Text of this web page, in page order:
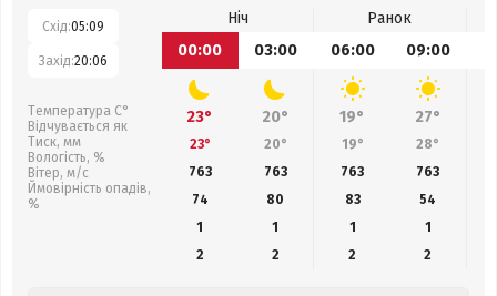
Схід:05:09
Захід:20:06
Температура С°
Відчувається як
Тиск, мм
Вологість, %
Вітер, м/с
Ймовірність опадів,
%
Ніч
Ранок
00:00
03:00 06:00 09:00
23° 20° 19° 27°
23° 20° 19° 28°
763
763 763 763
74
80 83 54
1
1 1
1
2
2 2 2